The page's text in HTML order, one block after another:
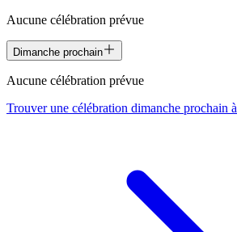
Aucune célébration prévue
Dimanche prochain
Aucune célébration prévue
Trouver une célébration dimanche prochain à